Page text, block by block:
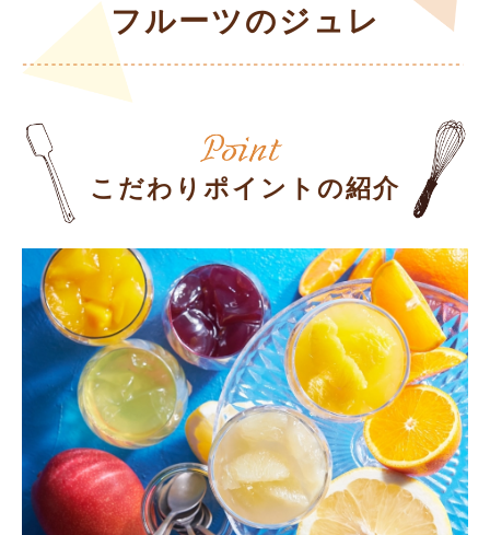
フルーツのジュレ
こだわりポイントの紹介